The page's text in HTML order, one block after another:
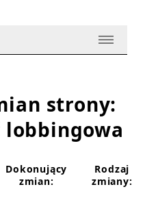
strony:
lobbingowa
Dokonujący
zmian:
Rodzaj
zmiany: